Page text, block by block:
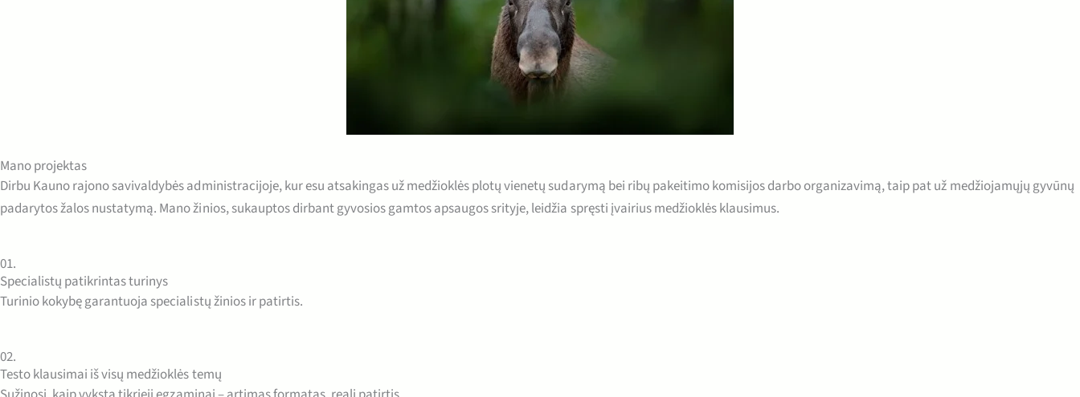
Mano projektas
Dirbu Kauno rajono savivaldybės administracijoje, kur esu atsakingas už medžioklės plotų vienetų sudarymą bei ribų pakeitimo komisijos darbo organizavimą, taip pat už medžiojamųjų gyvūnų
padarytos žalos nustatymą. Mano žinios, sukauptos dirbant gyvosios gamtos apsaugos srityje, leidžia spręsti įvairius medžioklės klausimus.
01.
Specialistų patikrintas turinys
Turinio kokybę garantuoja specialistų žinios ir patirtis.
02.
Testo klausimai iš visų medžioklės temų